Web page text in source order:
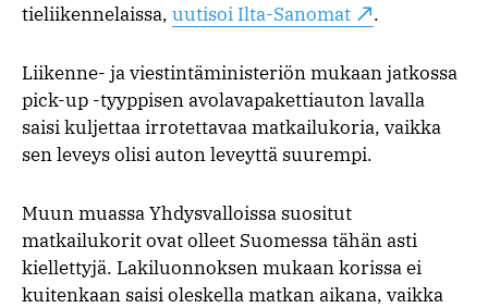
tieliikennelaissa, uutisoi Ilta-Sanomat .
Liikenne- ja viestintäministeriön mukaan jatkossa
pick-up -tyyppisen avolavapakettiauton lavalla
saisi kuljettaa irrotettavaa matkailukoria, vaikka
sen leveys olisi auton leveyttä suurempi.
Muun muassa Yhdysvalloissa suositut
matkailukorit ovat olleet Suomessa tähän asti
kiellettyjä. Lakiluonnoksen mukaan korissa ei
kuitenkaan saisi oleskella matkan aikana, vaikka